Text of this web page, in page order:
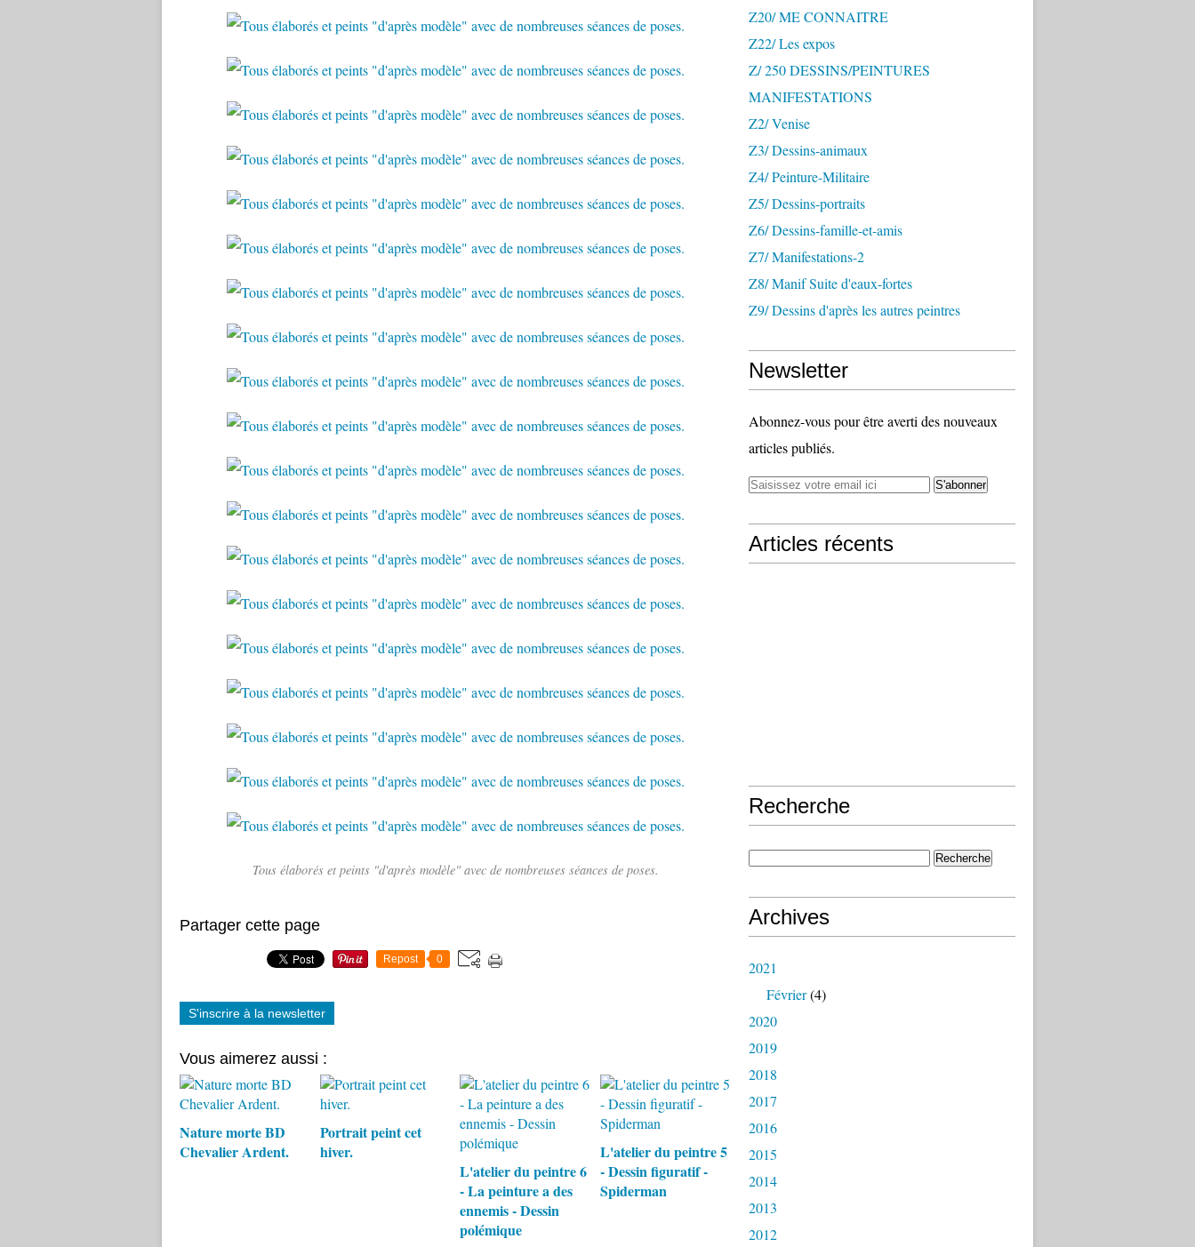
Tous élaborés et peints "d'après modèle" avec de nombreuses séances de poses.
Partager cette page
Repost 0
S'inscrire à la newsletter
Vous aimerez aussi :
Nature morte BD
Chevalier Ardent.
Portrait peint cet
hiver.
L'atelier du peintre 6
- La peinture a des
ennemis - Dessin
polémique
L'atelier du peintre 5
- Dessin figuratif -
Spiderman
Z20/ ME CONNAITRE
Z22/ Les expos
Z/ 250 DESSINS/PEINTURES
MANIFESTATIONS
Z2/ Venise
Z3/ Dessins-animaux
Z4/ Peinture-Militaire
Z5/ Dessins-portraits
Z6/ Dessins-famille-et-amis
Z7/ Manifestations-2
Z8/ Manif Suite d'eaux-fortes
Z9/ Dessins d'après les autres peintres
Newsletter
Abonnez-vous pour être averti des nouveaux
articles publiés.
Articles récents
Recherche
Archives
2021
Février(4)
2020
2019
2018
2017
2016
2015
2014
2013
2012